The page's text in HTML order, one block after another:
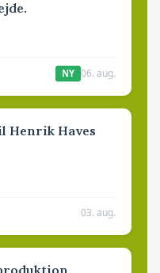
NY 06. aug.
Henrik Haves
03. aug.